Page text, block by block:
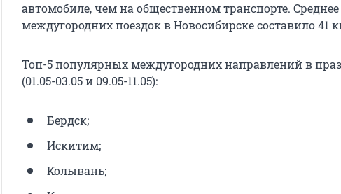
автомобиле, чем на общественном транспорте.
междугородних поездок в Новосибирске составило 41
Топ-5 популярных междугородних направлений в
(01.05-03.05 и 09.05-11.05):
Бердск;
Искитим;
Колывань;